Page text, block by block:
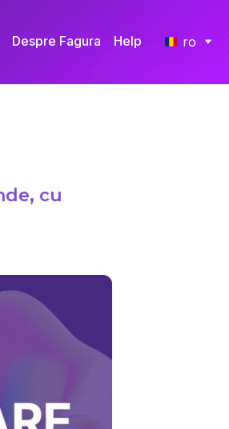
Despre Fagura Help ro
cu